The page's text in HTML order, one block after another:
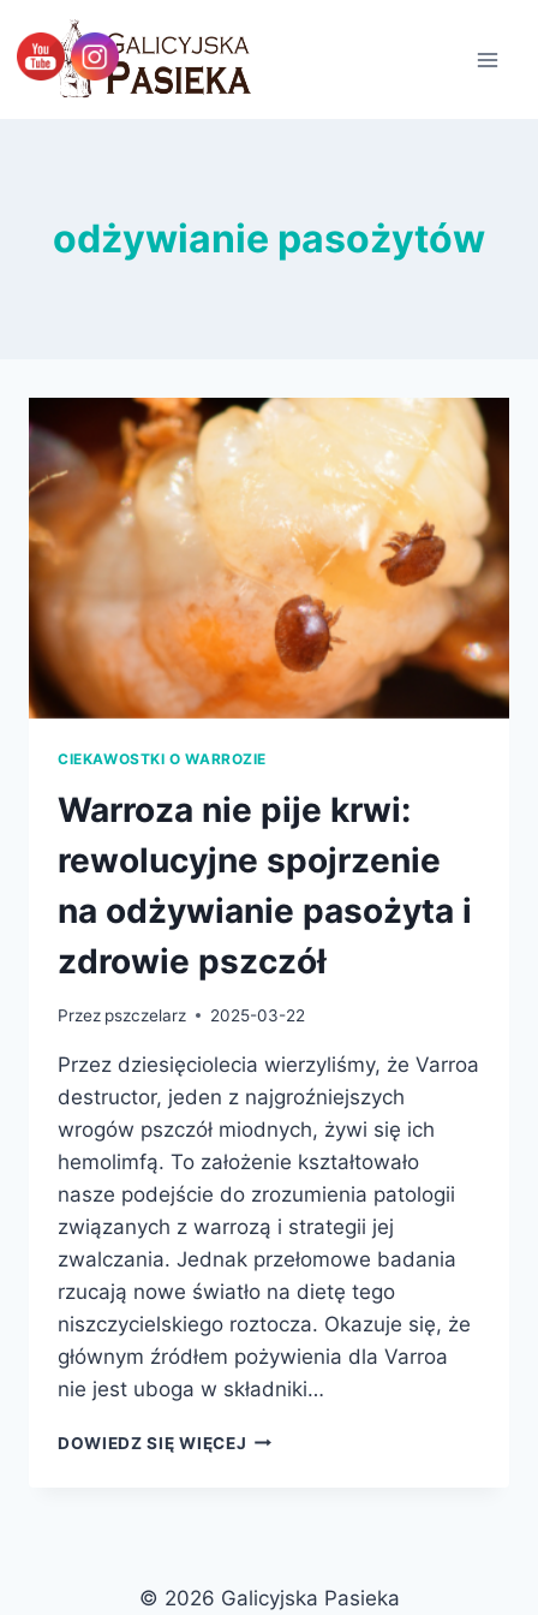
Przejdź
do
treści
odżywianie pasożytów
CIEKAWOSTKI O WARROZIE
Warroza nie pije krwi:
rewolucyjne spojrzenie
na odżywianie pasożyta i
zdrowie pszczół
Przez pszczelarz 2025-03-22
Przez dziesięciolecia wierzyliśmy, że Varroa
destructor, jeden z najgroźniejszych
wrogów pszczół miodnych, żywi się ich
hemolimfą. To założenie kształtowało
nasze podejście do zrozumienia patologii
związanych z warrozą i strategii jej
zwalczania. Jednak przełomowe badania
rzucają nowe światło na dietę tego
niszczycielskiego roztocza. Okazuje się, że
głównym źródłem pożywienia dla Varroa
nie jest uboga w składniki…
DOWIEDZ SIĘ WIĘCEJ WARROZA
NA
© 2026 Galicyjska Pasieka